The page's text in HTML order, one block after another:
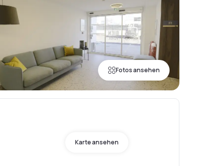
Fotos ansehen
Karte ansehen